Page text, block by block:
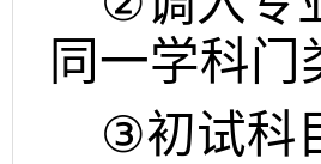
同一学科
③初试科